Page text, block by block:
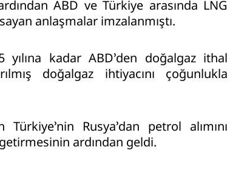
ABD ve Türkiye arasında LNG
anlaşmalar imzalanmıştı.
yılına kadar ABD’den doğalgaz ithal
doğalgaz ihtiyacını çoğunlukla
Türkiye’nin Rusya’dan petrol alımını
ardından geldi.